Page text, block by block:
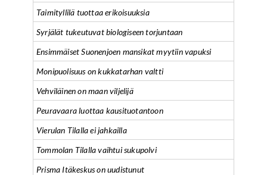
Taimityllilä tuottaa erikoisuuksia
Syrjälät tukeutuvat biologiseen torjuntaan
Ensimmäiset Suonenjoen mansikat myytiin vapuksi
Monipuolisuus on kukkatarhan valtti
Vehviläinen on maan viljelijä
Peuravaara luottaa kausituotantoon
Vierulan Tilalla ei jahkailla
Tommolan Tilalla vaihtui sukupolvi
Prisma Itäkeskus on uudistunut